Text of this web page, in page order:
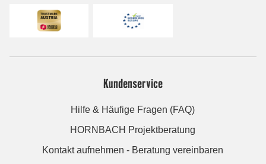
Kundenservice
Hilfe & Häufige Fragen (FAQ)
HORNBACH Projektberatung
Kontakt aufnehmen - Beratung vereinbaren